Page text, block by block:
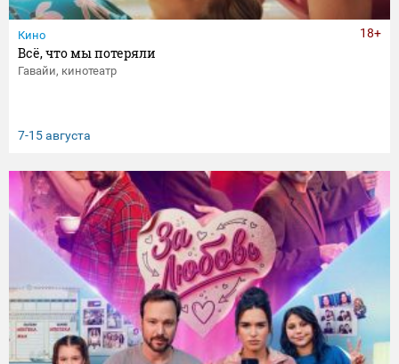
Кино
Всё, что мы потеряли
Гавайи, кинотеатр
7-15 августа
18+